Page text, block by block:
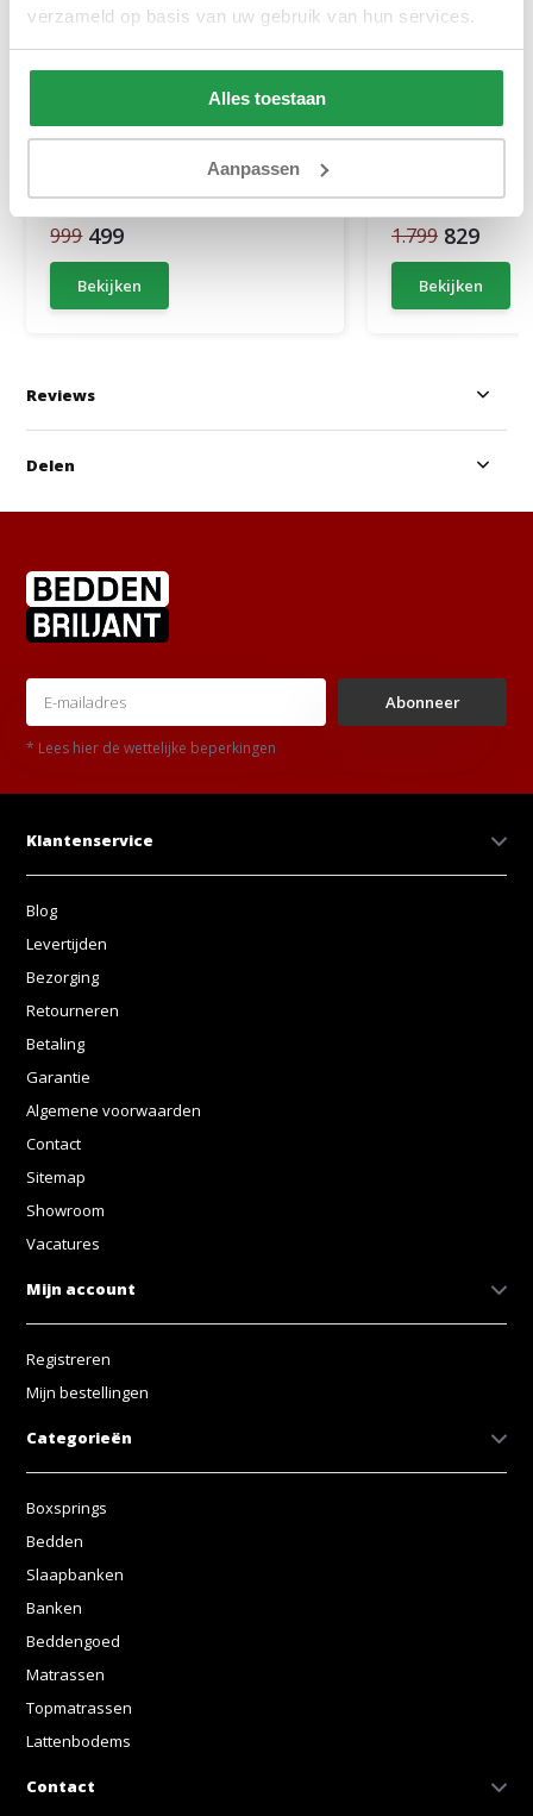
verzameld op basis van uw gebruik van hun services.
Alles toestaan
Aanpassen
Elektrische Boxspring Delux -
999 499
Bekijken
Vaste Boxspring
1.799 829
Bekijken
Reviews
Delen
Abonneer
* Lees hier de wettelijke beperkingen
Klantenservice
Blog
Levertijden
Bezorging
Retourneren
Betaling
Garantie
Algemene voorwaarden
Contact
Sitemap
Showroom
Vacatures
Mijn account
Registreren
Mijn bestellingen
Categorieën
Boxsprings
Bedden
Slaapbanken
Banken
Beddengoed
Matrassen
Topmatrassen
Lattenbodems
Contact